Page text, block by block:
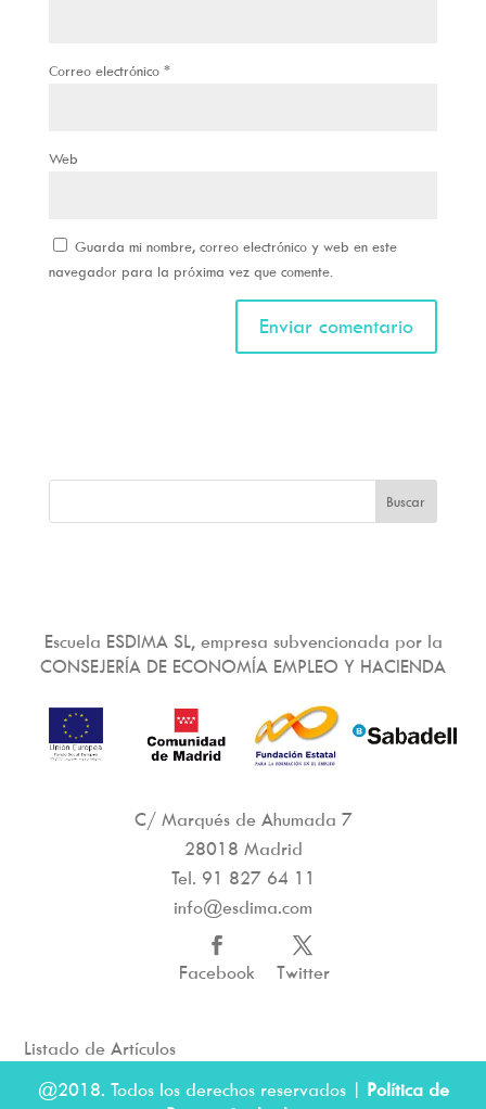
Correo electrónico *
Web
Guarda mi nombre, correo electrónico y web en este
navegador para la próxima vez que comente.
Escuela ESDIMA SL, empresa subvencionada por la
CONSEJERÍA DE ECONOMÍA EMPLEO Y HACIENDA
C/ Marqués de Ahumada 7
28018 Madrid
Tel. 91 827 64 11
info@esdima.com
Facebook Twitter
Listado de Artículos
@2018. Todos los derechos reservados | Política de